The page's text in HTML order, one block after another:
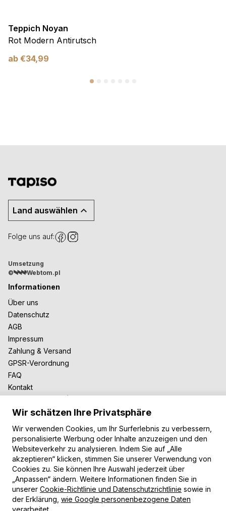
Teppich Noyan
Rot Modern Antirutsch
ab €34,99
Land auswählen
Folge uns auf:
Umsetzung
©
Webtom.pl
Informationen
Über uns
Datenschutz
AGB
Impressum
Zahlung & Versand
GPSR-Verordnung
FAQ
Kontakt
Zusammenarbeit
Für Blogger
B2B-Zusammenarbeit
Unsere Teppiche
Moderne Teppiche
Vintage Teppiche
Shaggy Teppiche
Kinderteppiche
Zahlungsarten
Wir schätzen Ihre Privatsphäre
Wir verwenden Cookies, um Ihr Surferlebnis zu verbessern,
personalisierte Werbung oder Inhalte anzuzeigen und den
Websiteverkehr zu analysieren. Indem Sie auf „Alle
akzeptieren“ klicken, stimmen Sie unserer Verwendung von
Cookies zu. Sie können Ihre Auswahl jederzeit über
„Anpassen“ ändern. Weitere Informationen finden Sie in
unserer Cookie-Richtlinie und Datenschutzrichtlinie sowie in
der Erklärung, wie Google personenbezogene Daten
verarbeitet